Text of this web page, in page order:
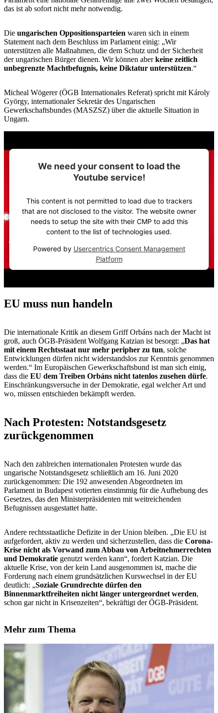
das ist ab sofort nicht mehr notwendig.
Die ungarischen Oppositionsparteien waren sich in einem
Statement nach dem Beschluss im Parlament einig: „Wir
unterstützen alle Maßnahmen, die dem Schutz und der Sicherheit
der ungarischen Bürger dienen. Wir können aberkeine zeitlich
unbegrenzte Machtbefugnis, keine Diktatur unterstützen.“
Micheal Wögerer (ÖGB Internationales Referat) spricht mit Károly
György, internationaler Sekretär des Ungarischen
Gewerkschaftsbundes (MASZSZ) über die aktuelle Situation in
Ungarn.
We need your consent to load the
Youtube service!
This content is not permitted to load due to trackers
that are not disclosed to the visitor. The website owner
needs to setup the site with their CMP to add this
content to the list of technologies used.
Powered by Usercentrics Consent Management
Platform
EU muss nun handeln
Die internationale Kritik an diesem Griff Orbáns nach der Macht ist
groß, auch ÖGB-Präsident Wolfgang Katzian ist besorgt: „Das hat
mit einem Rechtsstaat nur mehr peripher zu tun, solche
Entwicklungen dürfen nicht widerstandslos zur Kenntnis genommen
werden.“ Im Europäischen Gewerkschaftsbund ist man sich einig,
dass die EU dem Treiben Orbáns nicht tatenlos zusehen dürfe.
Einschränkungsversuche in der Demokratie, egal welcher Art und
wo, müssen entschieden bekämpft werden.
Nach Protesten: Notstandsgesetz
zurückgenommen
Nach den zahlreichen internationalen Protesten wurde das
ungarische Notstandsgesetz schließlich am 16. Juni 2020
zurückgenommen: Die 192 anwesenden Abgeordneten im
Parlament in Budapest votierten einstimmig für die Aufhebung des
Gesetzes, das den Ministerpräsidenten mit weitreichenden
Befugnissen ausgestattet hatte.
Andere rechtsstaatliche Defizite in der Union bleiben. „Die EU ist
aufgefordert, aktiv zu werden und sicherzustellen, dass die Corona-
Krise nicht als Vorwand zum Abbau von Arbeitnehmerrechten
und Demokratie genutzt werden kann“, fordert Katzian. Die
aktuelle Krise, von der kein Land ausgenommen ist, mache die
Forderung nach einem grundsätzlichen Kurswechsel in der EU
deutlich: „Soziale Grundrechte dürfen den
Binnenmarktfreiheiten nicht länger untergeordnet werden,
schon gar nicht in Krisenzeiten“, bekräftigt der ÖGB-Präsident.
Mehr zum Thema